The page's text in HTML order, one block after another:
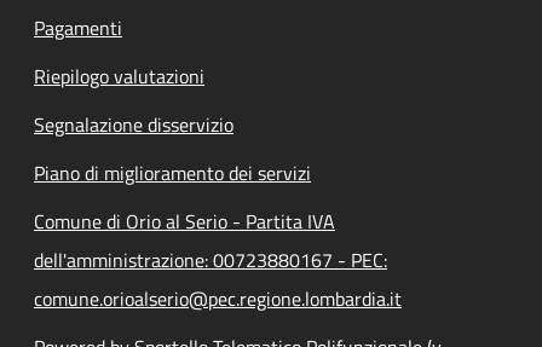
Pagamenti
Riepilogo valutazioni
Segnalazione disservizio
Piano di miglioramento dei servizi
Comune di Orio al Serio - Partita IVA
dell'amministrazione: 00723880167 - PEC:
comune.orioalserio@pec.regione.lombardia.it